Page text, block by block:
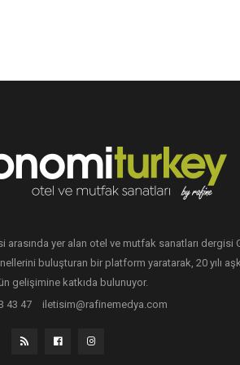
arasında yer alan otel ve mutfak sanatları dergisi
buluşturan bir platform yaratarak, 20 yılı
gelişimine katkıda bulunuyor.
43 47
iletisim@rafinemedya.com